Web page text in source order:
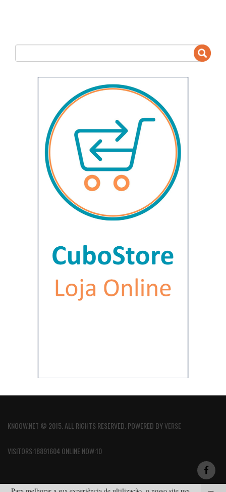
KNOOW.NET © 2015. ALL RIGHTS RESERVED. POWERED BYVERSE
VISITORS:18891604 ONLINE NOW:10